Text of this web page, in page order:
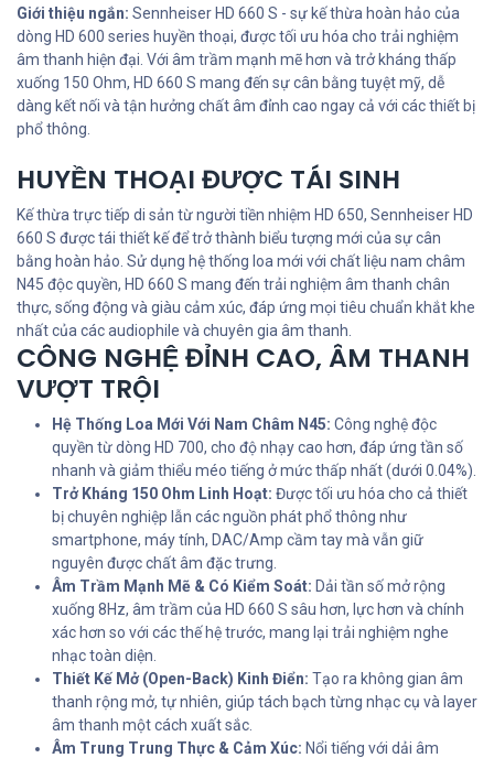
Giới thiệu ngắn: Sennheiser HD 660 S - sự kế thừa hoàn hảo của
dòng HD 600 series huyền thoại, được tối ưu hóa cho trải nghiệm
âm thanh hiện đại. Với âm trầm mạnh mẽ hơn và trở kháng thấp
xuống 150 Ohm, HD 660 S mang đến sự cân bằng tuyệt mỹ, dễ
dàng kết nối và tận hưởng chất âm đỉnh cao ngay cả với các thiết bị
phổ thông.
HUYỀN THOẠI ĐƯỢC TÁI SINH
Kế thừa trực tiếp di sản từ người tiền nhiệm HD 650, Sennheiser HD
660 S được tái thiết kế để trở thành biểu tượng mới của sự cân
bằng hoàn hảo. Sử dụng hệ thống loa mới với chất liệu nam châm
N45 độc quyền, HD 660 S mang đến trải nghiệm âm thanh chân
thực, sống động và giàu cảm xúc, đáp ứng mọi tiêu chuẩn khắt khe
nhất của các audiophile và chuyên gia âm thanh.
CÔNG NGHỆ ĐỈNH CAO, ÂM THANH
VƯỢT TRỘI
Hệ Thống Loa Mới Với Nam Châm N45: Công nghệ độc
quyền từ dòng HD 700, cho độ nhạy cao hơn, đáp ứng tần số
nhanh và giảm thiểu méo tiếng ở mức thấp nhất (dưới 0.04%).
Trở Kháng 150 Ohm Linh Hoạt: Được tối ưu hóa cho cả thiết
bị chuyên nghiệp lẫn các nguồn phát phổ thông như
smartphone, máy tính, DAC/Amp cầm tay mà vẫn giữ
nguyên được chất âm đặc trưng.
Âm Trầm Mạnh Mẽ & Có Kiểm Soát: Dải tần số mở rộng
xuống 8Hz, âm trầm của HD 660 S sâu hơn, lực hơn và chính
xác hơn so với các thế hệ trước, mang lại trải nghiệm nghe
nhạc toàn diện.
Thiết Kế Mở (Open-Back) Kinh Điển: Tạo ra không gian âm
thanh rộng mở, tự nhiên, giúp tách bạch từng nhạc cụ và layer
âm thanh một cách xuất sắc.
Âm Trung Trung Thực & Cảm Xúc: Nổi tiếng với dải âm